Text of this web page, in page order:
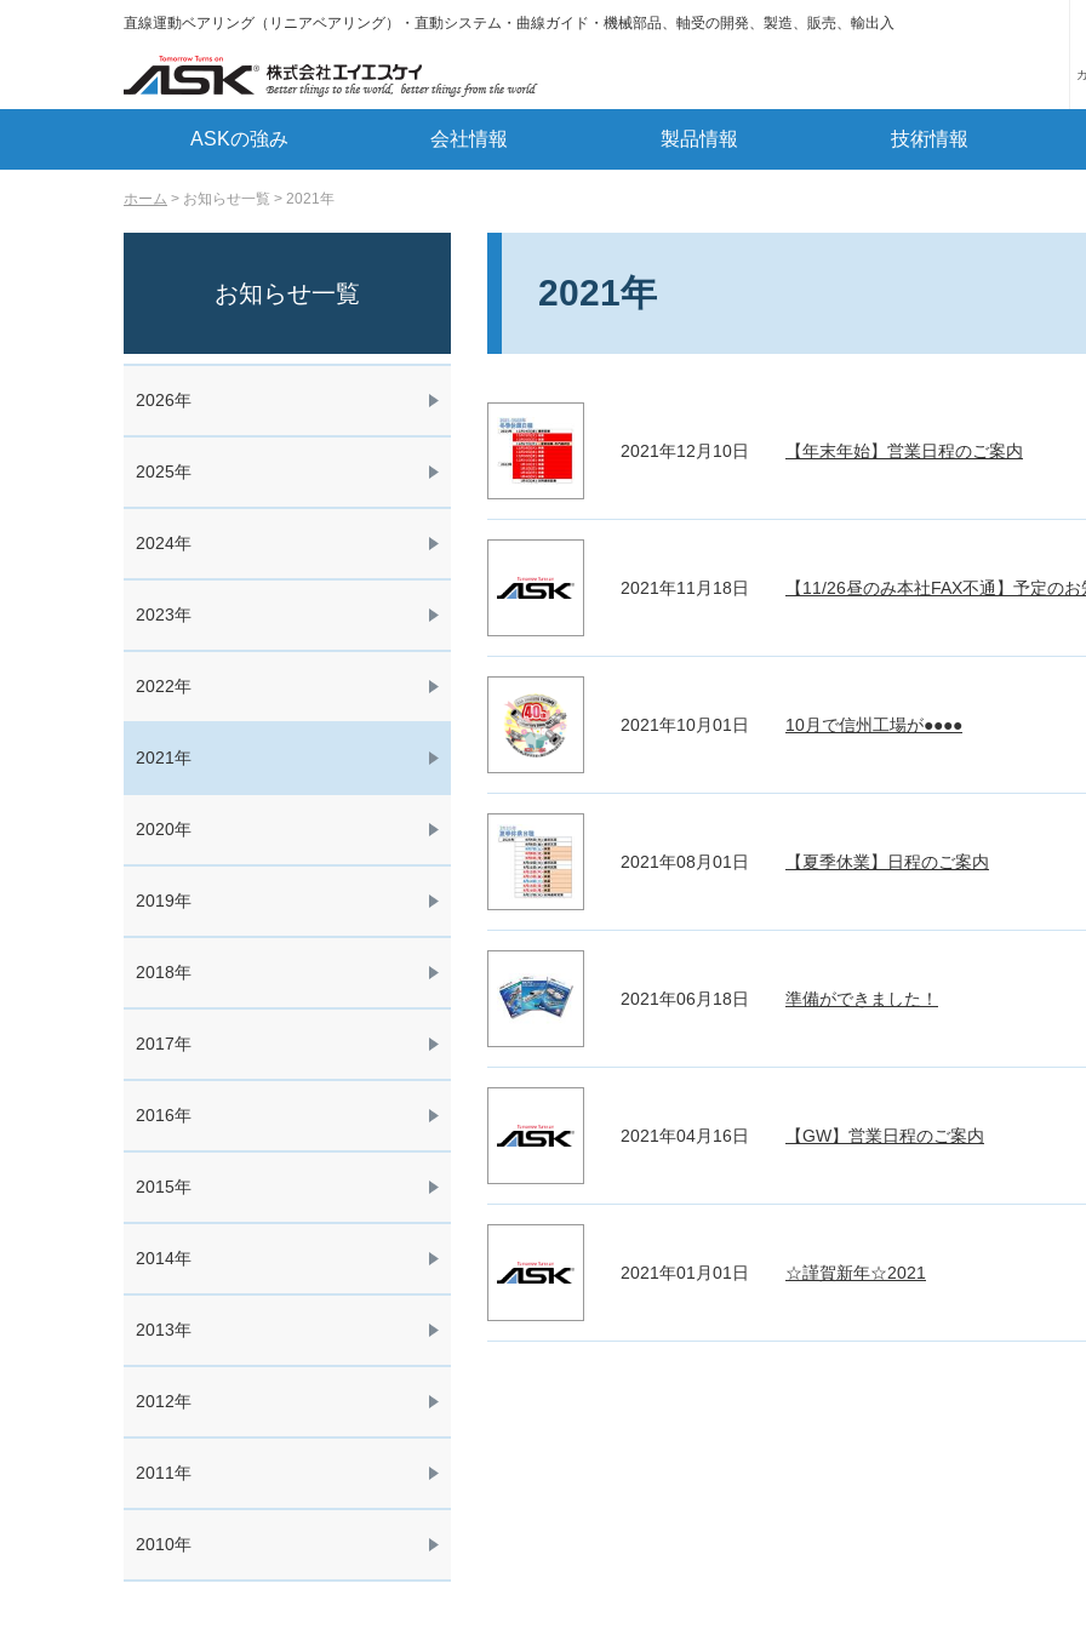
直線運動ベアリング（リニアベアリング）・直動システム・曲線ガイド・機械部品、軸受の開発、製造、販売、輸出入
ASKの強み 会社情報 製品情報 技術情報
ホーム お知らせ一覧 2021年
お知らせ一覧
2026年
2025年
2024年
2023年
2022年
2021年
2020年
2019年
2018年
2017年
2016年
2015年
2014年
2013年
2012年
2011年
2010年
2021年
2021年12月10日 【年末年始】営業日程のご案内
2021年11月18日 【11/26昼のみ本社FAX不通】予定の
2021年10月01日 10月で信州工場が●●●●
2021年08月01日 【夏季休業】日程のご案内
2021年06月18日 準備ができました！
2021年04月16日 【GW】営業日程のご案内
2021年01月01日 ☆謹賀新年☆2021